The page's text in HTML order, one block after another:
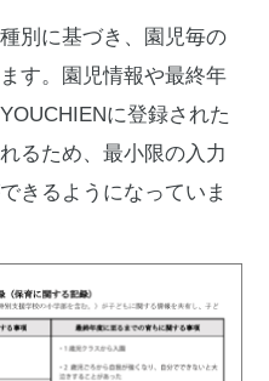
別に基づき、園児毎の
す。園児情報や最終年
に登録された
るため、最小限の入力
きるようになっていま